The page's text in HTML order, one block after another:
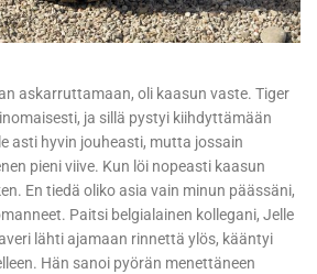
askarruttamaan, oli kaasun vaste. Tiger
ja sillä pystyi kiihdyttämään
asti hyvin jouheasti, mutta jossain
pieni viive. Kun löi nopeasti kaasun
En tiedä oliko asia vain minun päässäni,
Paitsi belgialainen kollegani, Jelle
lähti ajamaan rinnettä ylös, kääntyi
Hän sanoi pyörän menettäneen